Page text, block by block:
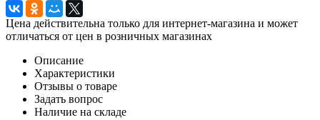
Цена действительна только для интернет-магазина и может
отличаться от цен в розничных магазинах
Описание
Характеристики
Отзывы о товаре
Задать вопрос
Наличие на складе